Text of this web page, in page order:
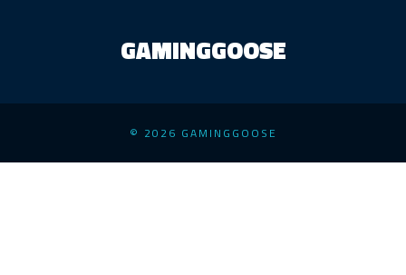
GAMINGGOOSE
© 2026 GAMINGGOOSE